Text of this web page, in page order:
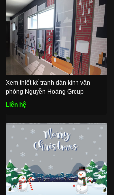
Xem thiết kế tranh dán kính văn
phòng Nguyễn Hoàng Group
Liên hệ